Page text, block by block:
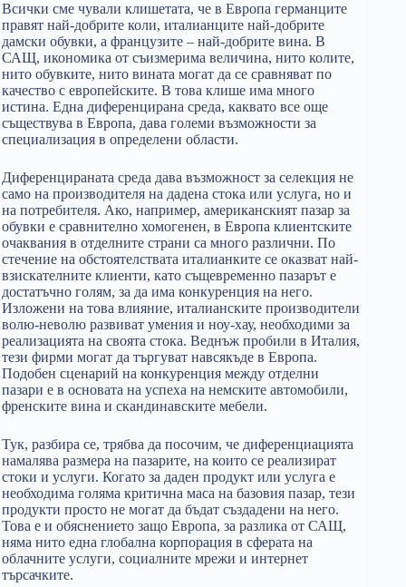
Всички сме чували клишетата, че в Европа германците
правят най-добрите коли, италианците най-добрите
дамски обувки, a французите – най-добрите вина. В
САЩ, икономика от съизмерима величина, нито колите,
нито обувките, нито вината могат да се сравняват по
качество с европейските. В това клише има много
истина. Една диференцирана среда, каквато все още
съществува в Европа, дава големи възможности за
специализация в определени области.
Диференцираната среда дава възможност за селекция не
само на производителя на дадена стока или услуга, но и
на потребителя. Ако, например, американският пазар за
обувки е сравнително хомогенен, в Европа клиентските
очаквания в отделните страни са много различни. По
стечение на обстоятелствата италианките се оказват най-
взискателните клиенти, като същевременно пазарът е
достатъчно голям, за да има конкуренция на него.
Изложени на това влияние, италианските производители
волю-неволю развиват умения и ноу-хау, необходими за
реализацията на своята стока. Веднъж пробили в Италия,
тези фирми могат да търгуват навсякъде в Европа.
Подобен сценарий на конкуренция между отделни
пазари е в основата на успеха на немските автомобили,
френските вина и скандинавските мебели.
Тук, разбира се, трябва да посочим, че диференциацията
намалява размера на пазарите, на които се реализират
стоки и услуги. Когато за даден продукт или услуга е
необходима голяма критична маса на базовия пазар, тези
продукти просто не могат да бъдат създадени на него.
Това е и обяснението защо Европа, за разлика от САЩ,
няма нито една глобална корпорация в сферата на
облачните услуги, социалните мрежи и интернет
търсачките.